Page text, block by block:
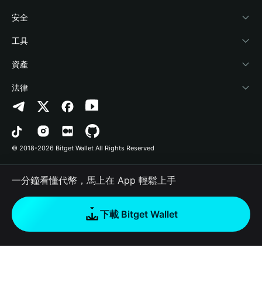
學院
加密資訊
幫助中心
‌聯繫我們
品牌資源
工作機會
Stablecoin Earn
Payfi Crypto
Crypto Swap API
Altcoin Season Index
Prediction Markets
DApp
RWA
如何購買加密貨幣
開發者文件
連接錢包
Bitget Wallet Pay
合作上架
安全
風險保障基金
安全防護技術
工具
快捷買幣
授權檢測
合約檢測
批次轉帳
資產
Arbitrum
Avalanche
Bitcoin
Polygon
法律
隱私協議
用戶使用協議
© 2018-2026 Bitget Wallet All Rights Reserved
一分鐘看懂代幣，馬上在 App 輕鬆上手
下載 Bitget Wallet